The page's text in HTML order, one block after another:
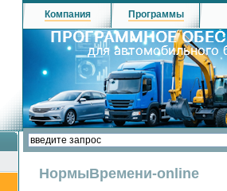
Компания Программы
НормыВремени-online